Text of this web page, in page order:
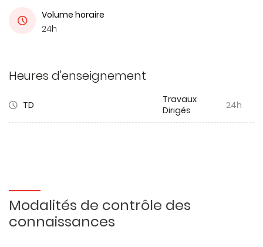
Volume horaire
24h
Heures d'enseignement
TD
Travaux
Dirigés
24h
Modalités de contrôle des
connaissances